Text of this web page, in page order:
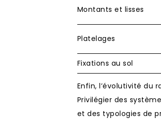
Montants et lisses
Platelages
Fixations au sol
Enfin, l’évolutivité du
Privilégier des
et des typologies de